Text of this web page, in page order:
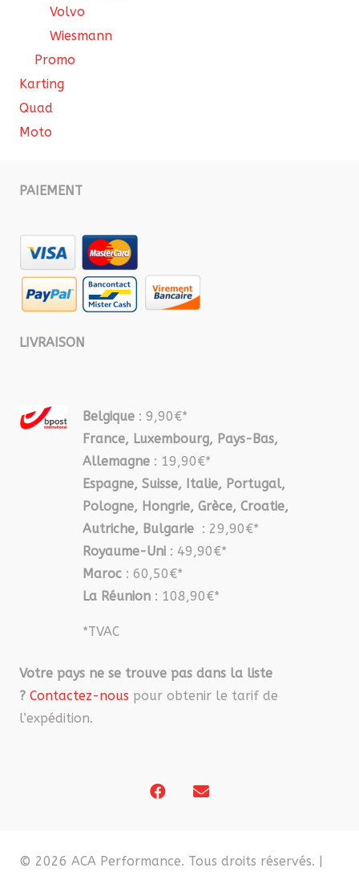
Volvo
Wiesmann
Promo
Karting
Quad
Moto
PAIEMENT
LIVRAISON
Belgique : 9,90€*
France, Luxembourg, Pays-Bas,
Allemagne : 19,90€*
Espagne, Suisse, Italie, Portugal,
Pologne, Hongrie, Grèce, Croatie,
Autriche, Bulgarie : 29,90€*
Royaume-Uni : 49,90€*
Maroc : 60,50€*
La Réunion : 108,90€*
*TVAC
Votre pays ne se trouve pas dans la liste
? Contactez-nous pour obtenir le tarif de
l’expédition.
© 2026 ACA Performance. Tous droits réservés. |